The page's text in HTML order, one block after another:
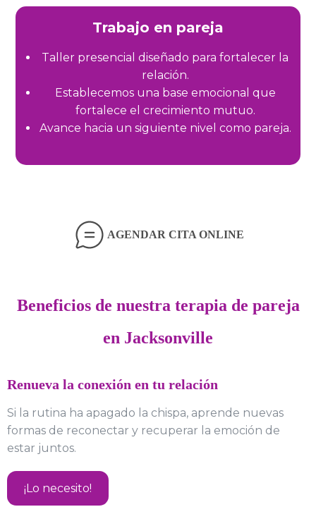
Trabajo en pareja
Taller presencial diseñado para fortalecer la
relación.
Establecemos una base emocional que
fortalece el crecimiento mutuo.
Avance hacia un siguiente nivel como pareja.
AGENDAR CITA ONLINE
Beneficios de nuestra terapia de pareja
en Jacksonville
Renueva la conexión en tu relación
Si la rutina ha apagado la chispa, aprende nuevas
formas de reconectar y recuperar la emoción de
estar juntos.
¡Lo necesito!